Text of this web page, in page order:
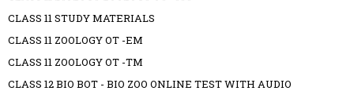
CLASS 11 STUDY MATERIALS
CLASS 11 ZOOLOGY OT -EM
CLASS 11 ZOOLOGY OT -TM
CLASS 12 BIO BOT - BIO ZOO ONLINE TEST WITH AUDIO